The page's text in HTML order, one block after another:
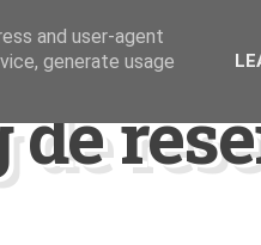
and user-agent
generate usage